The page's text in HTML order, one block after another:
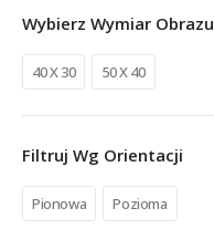
Wybierz Wymiar Obrazu
40 X 30 50 X 40
Filtruj Wg Orientacji
Pionowa Pozioma